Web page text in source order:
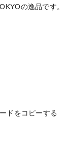
の逸品です。
ドをコピーする